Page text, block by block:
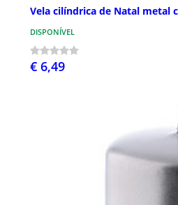
Vela cilíndrica de Natal metal
DISPONÍVEL
€ 6,49